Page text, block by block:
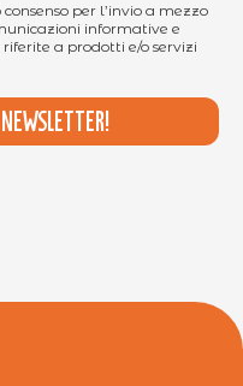
per l’invio a mezzo
informative e
a prodotti e/o servizi